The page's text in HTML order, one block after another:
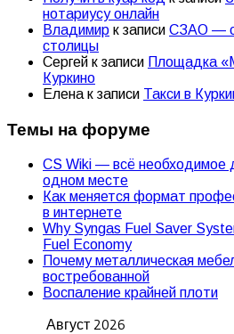
нотариусу онлайн
Владимир к записи СЗАО —
столицы
Сергей к записи Площадка
Куркино
Елена к записи Такси в
Темы на форуме
CS Wiki — всё необходимое
одном месте
Как меняется формат
в интернете
Why Syngas Fuel Saver
Fuel Economy
Почему металлическая
востребованной
Воспаление крайней плоти
Август 2026